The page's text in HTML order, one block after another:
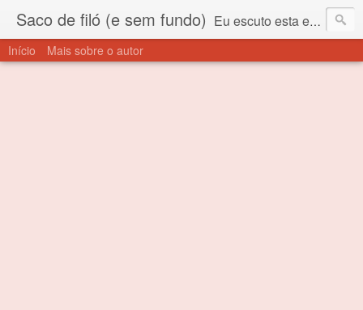
Saco de filó (e sem fundo) Eu escuto esta expressão "saco de filó" desde criança. Para quem não sabe, filó é um tecido todo furadinho e permite que um saco feito com ele, mesmo que muito exposto ao ar soprado para dentro, nunca vai se encher. Aí está o propósito deste nome... Para viver em sociedade tem que ter saco de filó.
Início Mais sobre o autor